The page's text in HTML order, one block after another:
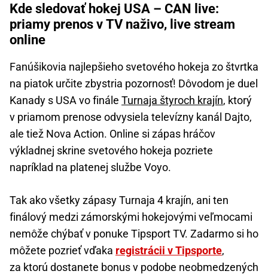
Kde sledovať hokej USA – CAN live:
priamy prenos v TV naživo, live stream
online
Fanúšikovia najlepšieho svetového hokeja zo štvrtka
na piatok určite zbystria pozornosť! Dôvodom je duel
Kanady s USA vo finále Turnaja štyroch krajín, ktorý
v priamom prenose odvysiela televízny kanál Dajto,
ale tiež Nova Action. Online si zápas hráčov
výkladnej skrine svetového hokeja pozriete
napríklad na platenej službe Voyo.
Tak ako všetky zápasy Turnaja 4 krajín, ani ten
finálový medzi zámorskými hokejovými veľmocami
nemôže chýbať v ponuke Tipsport TV. Zadarmo si ho
môžete pozrieť vďaka registrácii v Tipsporte,
za ktorú dostanete bonus v podobe neobmedzených